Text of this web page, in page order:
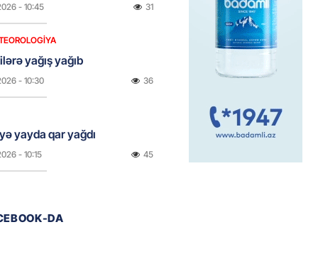
- 10:45 31
yağış yağıb
- 10:30 36
yayda qar yağdı
- 10:15 45
Xirosima qurbanlarının
ediləcək
DA